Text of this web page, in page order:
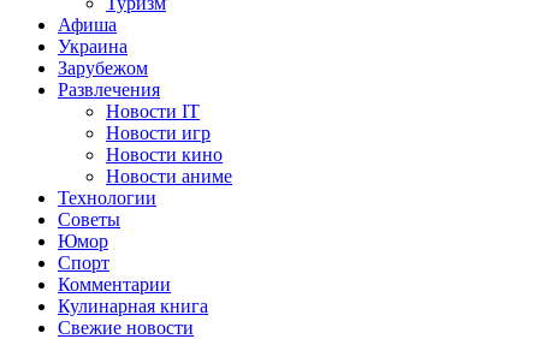
Афиша
Украина
Зарубежом
Развлечения
Новости IT
Новости игр
Новости кино
Новости аниме
Технологии
Советы
Юмор
Спорт
Комментарии
Кулинарная книга
Свежие новости